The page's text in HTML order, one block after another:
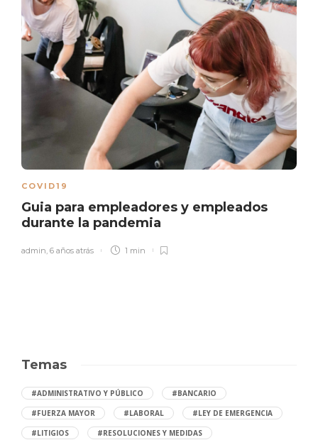
COVID19
Guia para empleadores y empleados
durante la pandemia
admin, 6 años atrás 1 min
Temas
#ADMINISTRATIVO Y PÚBLICO
#BANCARIO
#FUERZA MAYOR
#LABORAL
#LEY DE EMERGENCIA
#LITIGIOS
#RESOLUCIONES Y MEDIDAS